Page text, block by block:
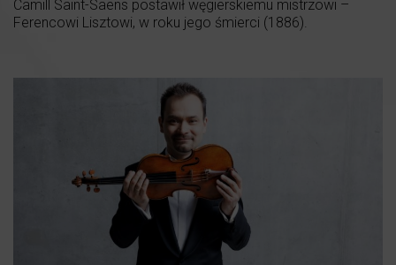
Camill Saint-Saëns postawił węgierskiemu mistrzowi –
Ferencowi Lisztowi, w roku jego śmierci (1886).